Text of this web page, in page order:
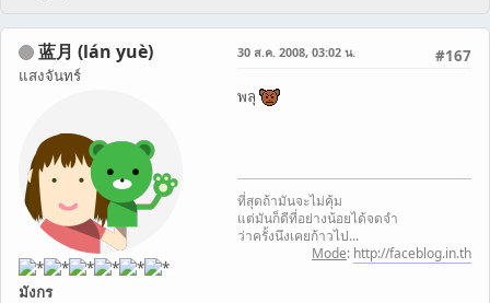
蓝月 (lán yuè)
แสงจันทร์
มังกร
#167
30 ส.ค. 2008, 03:02 น.
พลุ
ที่สุดถ้ามันจะไม่คุ้ม
แต่มันก็ดีที่อย่างน้อยได้จดจำ
ว่าครั้งนึงเคยก้าวไป...
Mode: http://faceblog.in.th